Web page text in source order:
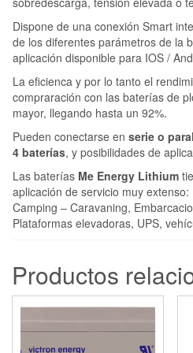
Dispone de una conexión Smart
de los diferentes parámetros de la
aplicación disponible para IOS /
La eficienca y por lo tanto el
compraración con las baterías de
mayor, llegando hasta un 92%.
Pueden conectarse en serie o
4 baterías, y posibilidades de
Las baterías Me Energy Lithium
aplicación de servicio muy
Camping – Caravaning,
Plataformas elevadoras, UPS,
Productos